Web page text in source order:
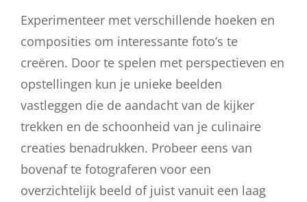
Experimenteer met verschillende hoeken en
composities om interessante foto’s te
creëren. Door te spelen met perspectieven en
opstellingen kun je unieke beelden
vastleggen die de aandacht van de kijker
trekken en de schoonheid van je culinaire
creaties benadrukken. Probeer eens van
bovenaf te fotograferen voor een
overzichtelijk beeld of juist vanuit een laag